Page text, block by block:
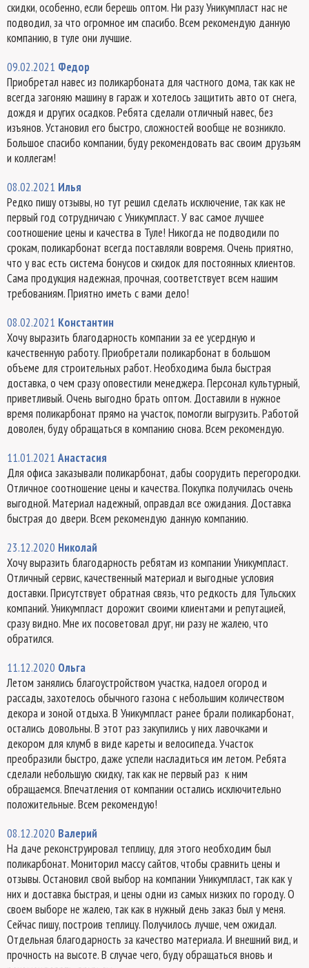
скидки, особенно, если берешь оптом. Ни разу Уникумпласт нас не
подводил, за что огромное им спасибо. Всем рекомендую данную
компанию, в туле они лучшие.
09.02.2021 Федор
Приобретал навес из поликарбоната для частного дома, так как не
всегда загоняю машину в гараж и хотелось защитить авто от снега,
дождя и других осадков. Ребята сделали отличный навес, без
изъянов. Установил его быстро, сложностей вообще не возникло.
Большое спасибо компании, буду рекомендовать вас своим друзьям
и коллегам!
08.02.2021 Илья
Редко пишу отзывы, но тут решил сделать исключение, так как не
первый год сотрудничаю с Уникумпласт. У вас самое лучшее
соотношение цены и качества в Туле! Никогда не подводили по
срокам, поликарбонат всегда поставляли вовремя. Очень приятно,
что у вас есть система бонусов и скидок для постоянных клиентов.
Сама продукция надежная, прочная, соответствует всем нашим
требованиям. Приятно иметь с вами дело!
08.02.2021 Константин
Хочу выразить благодарность компании за ее усердную и
качественную работу. Приобретали поликарбонат в большом
объеме для строительных работ. Необходима была быстрая
доставка, о чем сразу оповестили менеджера. Персонал культурный,
приветливый. Очень выгодно брать оптом. Доставили в нужное
время поликарбонат прямо на участок, помогли выгрузить. Работой
доволен, буду обращаться в компанию снова. Всем рекомендую.
11.01.2021 Анастасия
Для офиса заказывали поликарбонат, дабы соорудить перегородки.
Отличное соотношение цены и качества. Покупка получилась очень
выгодной. Материал надежный, оправдал все ожидания. Доставка
быстрая до двери. Всем рекомендую данную компанию.
23.12.2020 Николай
Хочу выразить благодарность ребятам из компании Уникумпласт.
Отличный сервис, качественный материал и выгодные условия
доставки. Присутствует обратная связь, что редкость для Тульских
компаний. Уникумпласт дорожит своими клиентами и репутацией,
сразу видно. Мне их посоветовал друг, ни разу не жалею, что
обратился.
11.12.2020 Ольга
Летом занялись благоустройством участка, надоел огород и
рассады, захотелось обычного газона с небольшим количеством
декора и зоной отдыха. В Уникумпласт ранее брали поликарбонат,
остались довольны. В этот раз закупились у них лавочками и
декором для клумб в виде кареты и велосипеда. Участок
преобразили быстро, даже успели насладиться им летом. Ребята
сделали небольшую скидку, так как не первый раз к ним
обращаемся. Впечатления от компании остались исключительно
положительные. Всем рекомендую!
08.12.2020 Валерий
На даче реконструировал теплицу, для этого необходим был
поликарбонат. Мониторил массу сайтов, чтобы сравнить цены и
отзывы. Остановил свой выбор на компании Уникумпласт, так как у
них и доставка быстрая, и цены одни из самых низких по городу. О
своем выборе не жалею, так как в нужный день заказ был у меня.
Сейчас пишу, построив теплицу. Получилось лучше, чем ожидал.
Отдельная благодарность за качество материала. И внешний вид, и
прочность на высоте. В случае чего, буду обращаться вновь и